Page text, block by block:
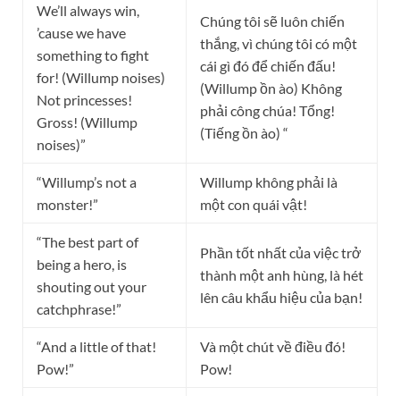
We’ll always win,
’cause we have
something to fight
for! (Willump noises)
Not princesses!
Gross! (Willump
noises)”
Chúng tôi sẽ luôn chiến
thắng, vì chúng tôi có một
cái gì đó để chiến đấu!
(Willump ồn ào) Không
phải công chúa! Tổng!
(Tiếng ồn ào) “
“Willump’s not a
monster!”
Willump không phải là
một con quái vật!
“The best part of
being a hero, is
shouting out your
catchphrase!”
Phần tốt nhất của việc trở
thành một anh hùng, là hét
lên câu khẩu hiệu của bạn!
“And a little of that!
Pow!”
Và một chút về điều đó!
Pow!